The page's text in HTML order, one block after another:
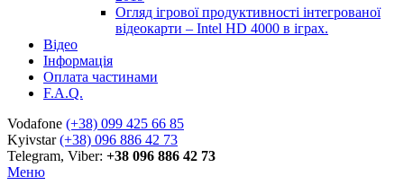
Огляд ігрової продуктивності інтегрованої
відеокарти – Intel HD 4000 в іграх.
Відео
Інформація
Оплата частинами
F.A.Q.
Vodafone (+38) 099 425 66 85
Kyivstar(+38) 096 886 42 73
Telegram, Viber: +38 096 886 42 73
Меню